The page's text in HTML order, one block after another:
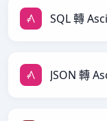
SQL 轉
JSON 轉